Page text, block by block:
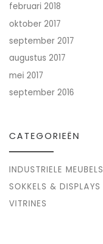
februari 2018
oktober 2017
september 2017
augustus 2017
mei 2017
september 2016
CATEGORIEËN
INDUSTRIELE MEUBELS
SOKKELS & DISPLAYS
VITRINES